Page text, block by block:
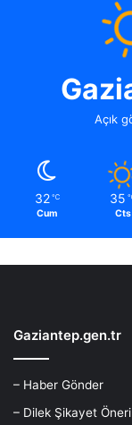
Açık
32 ℃
Cum
35
Cts
Gaziantep.gen.tr
– Haber Gönder
– Dilek Şikayet